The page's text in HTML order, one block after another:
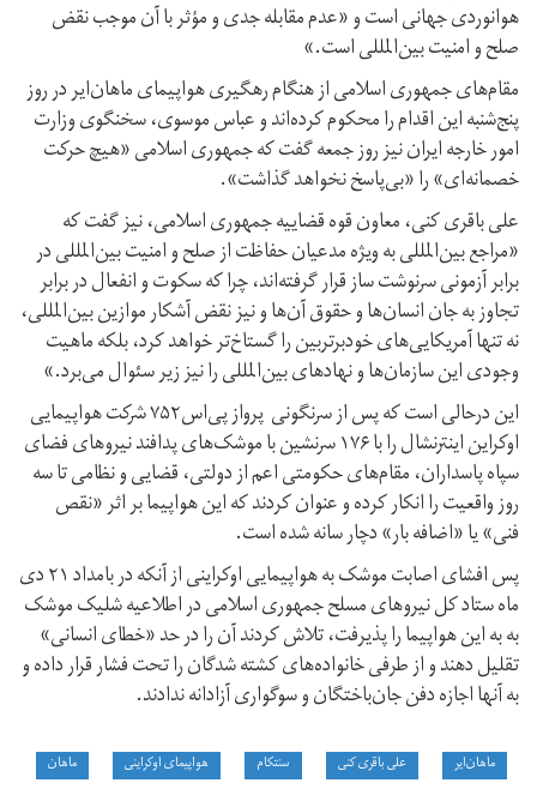
هوانوردی جهانی است و «عدم مقابله جدی و مؤثر با آن موجب نقض
صلح و امنیت بین‌المللی است.»
مقام‌های جمهوری اسلامی از هنگام رهگیری هواپیمای ماهان‌ایر در روز
پنج‌شنبه این اقدام را محکوم کرده‌اند و عباس موسوی، سخنگوی وزارت
امور خارجه ایران نیز روز جمعه گفت که جمهوری اسلامی «هیچ حرکت
خصمانه‌ای» را «بی‌پاسخ نخواهد گذاشت».
علی باقری کنی، معاون قوه قضاییه جمهوری اسلامی، نیز گفت که
«مراجع بین‌المللی به ویژه مدعیان حفاظت از صلح و امنیت بین‌المللی در
برابر آزمونی سرنوشت ساز قرار گرفته‌اند، چرا که سکوت و انفعال در برابر
تجاوز به جان انسان‌ها و حقوق آن‌ها و نیز نقض آشکار موازین بین‌المللی،
نه تنها آمریکایی‌های خودبرتربین را گستاخ‌تر خواهد کرد، بلکه ماهیت
وجودی این سازمان‌ها و نهادهای بین‌المللی را نیز زیر سئوال می‌برد.»
این درحالی است که پس از سرنگونی پرواز پی‌اس۷۵۲ شرکت هواپیمایی
اوکراین اینترنشال را با ۱۷۶ سرنشین با موشک‌های پدافند نیروهای فضای
سپاه پاسداران، مقام‌های حکومتی اعم از دولتی، قضایی و نظامی تا سه
روز واقعیت را انکار کرده و عنوان کردند که این هواپیما بر اثر «نقص
فنی» یا «اضافه بار» دچار سانه شده است.
پس افشای اصابت موشک به هواپیمایی اوکراینی از آنکه در بامداد ۲۱ دی
ماه ستاد کل نیروهای مسلح جمهوری اسلامی در اطلاعیه شلیک موشک
به به این هواپیما را پذیرفت، تلاش کردند آن را در حد «خطای انسانی»
تقلیل دهند و از طرفی خانواده‌های کشته شدگان را تحت فشار قرار داده و
به آنها اجازه دفن جان‌باختگان و سوگواری آزادانه ندادند.
ماهان‌ایر علی باقری کنی سنتکام هواپیمای اوکراینی ماهان